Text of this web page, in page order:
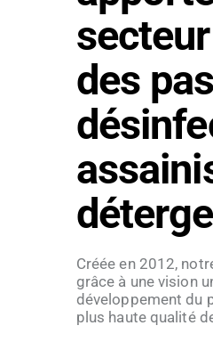
des
Créée en 2012,
grâce à une vision
développement du
plus haute qualité